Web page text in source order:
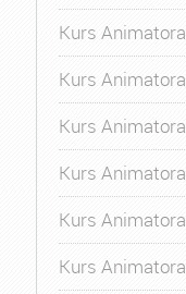
Kurs
Kurs
Kurs
Kurs
Kurs
Kurs